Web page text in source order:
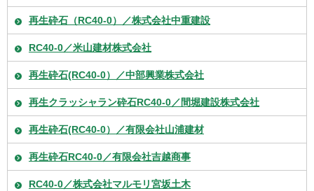
再生砕石（RC40-0）／株式会社中重建設
RC40-0／米山建材株式会社
再生砕石(RC40-0）／中部興業株式会社
再生クラッシャラン砕石RC40-0／間堀建設株式会社
再生砕石(RC40-0）／有限会社山浦建材
再生砕石RC40-0／有限会社吉越商事
RC40-0／株式会社マルモリ宮坂土木